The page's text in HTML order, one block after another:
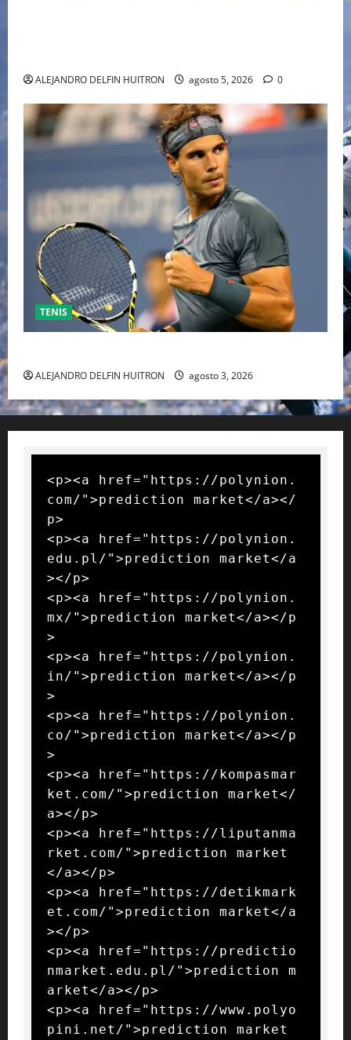
ALEJANDRO DELFIN HUITRON agosto 5, 2026 0
TENIS
ALEJANDRO DELFIN HUITRON agosto 3, 2026
<p><a href="https://polynion.
com/">prediction market</a></
p>
<p><a href="https://polynion.
edu.pl/">prediction market</a
></p>
<p><a href="https://polynion.
mx/">prediction market</a></p
>
<p><a href="https://polynion.
in/">prediction market</a></p
>
<p><a href="https://polynion.
co/">prediction market</a></p
>
<p><a href="https://kompasmar
ket.com/">prediction market</
a></p>
<p><a href="https://liputanma
rket.com/">prediction market
</a></p>
<p><a href="https://detikmark
et.com/">prediction market</a
></p>
<p><a href="https://predictio
nmarket.edu.pl/">prediction m
arket</a></p>
<p><a href="https://www.polyo
pini.net/">prediction market